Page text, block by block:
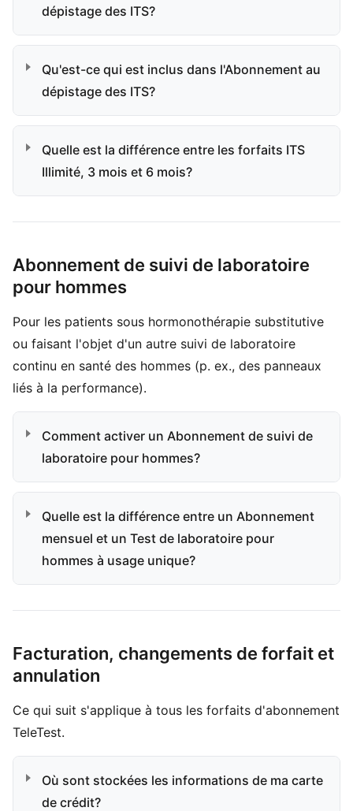
dépistage des ITS?
Qu'est-ce qui est inclus dans l'Abonnement au
dépistage des ITS?
Quelle est la différence entre les forfaits ITS
Illimité, 3 mois et 6 mois?
Abonnement de suivi de laboratoire
pour hommes
Pour les patients sous hormonothérapie substitutive
ou faisant l'objet d'un autre suivi de laboratoire
continu en santé des hommes (p. ex., des panneaux
liés à la performance).
Comment activer un Abonnement de suivi de
laboratoire pour hommes?
Quelle est la différence entre un Abonnement
mensuel et un Test de laboratoire pour
hommes à usage unique?
Facturation, changements de forfait et
annulation
Ce qui suit s'applique à tous les forfaits d'abonnement
TeleTest.
Où sont stockées les informations de ma carte
de crédit?